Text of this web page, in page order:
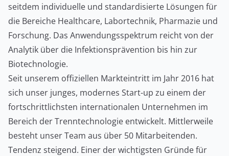
seitdem individuelle und standardisierte Lösungen für
die Bereiche Healthcare, Labortechnik, Pharmazie und
Forschung. Das Anwendungsspektrum reicht von der
Analytik über die Infektionsprävention bis hin zur
Biotechnologie.
Seit unserem offiziellen Markteintritt im Jahr 2016 hat
sich unser junges, modernes Start-up zu einem der
fortschrittlichsten internationalen Unternehmen im
Bereich der Trenntechnologie entwickelt. Mittlerweile
besteht unser Team aus über 50 Mitarbeitenden.
Tendenz steigend. Einer der wichtigsten Gründe für